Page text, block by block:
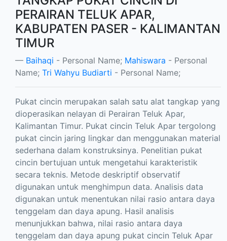
PERAIRAN TELUK APAR,
KABUPATEN PASER - KALIMANTAN
TIMUR
Baihaqi - Personal Name; Mahiswara - Personal
Name; Tri Wahyu Budiarti - Personal Name;
Pukat cincin merupakan salah satu alat tangkap yang
dioperasikan nelayan di Perairan Teluk Apar,
Kalimantan Timur. Pukat cincin Teluk Apar tergolong
pukat cincin jaring lingkar dan menggunakan material
sederhana dalam konstruksinya. Penelitian pukat
cincin bertujuan untuk mengetahui karakteristik
secara teknis. Metode deskriptif observatif
digunakan untuk menghimpun data. Analisis data
digunakan untuk menentukan nilai rasio antara daya
tenggelam dan daya apung. Hasil analisis
menunjukkan bahwa, nilai rasio antara daya
tenggelam dan daya apung pukat cincin Teluk Apar